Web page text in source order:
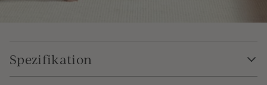
Spezifikation